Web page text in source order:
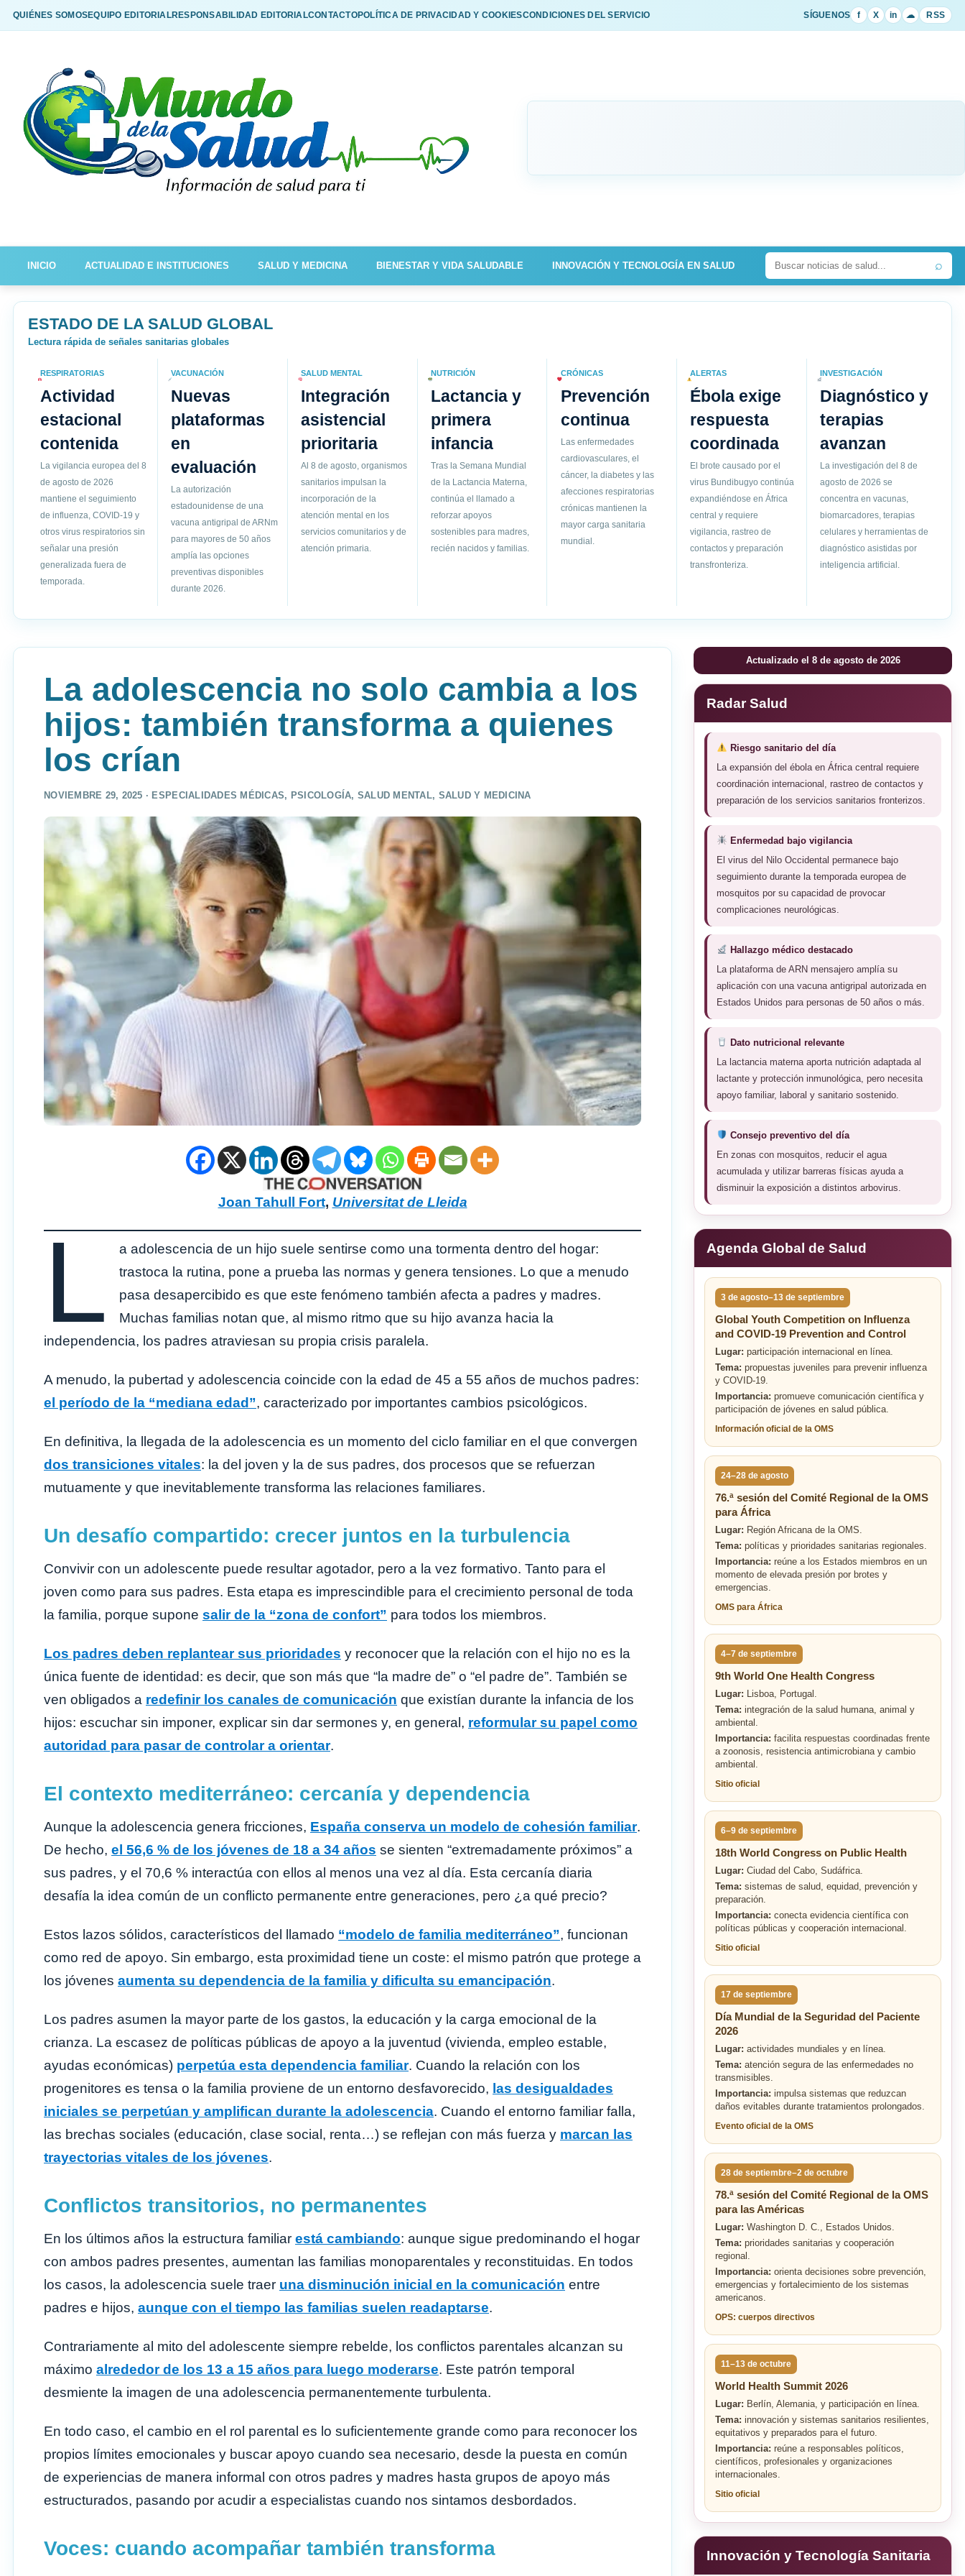
QUIÉNES SOMOSEQUIPO EDITORIALRESPONSABILIDAD EDITORIALCONTACTOPOLÍTICA DE PRIVACIDAD Y COOKIESCONDICIONES DEL SERVICIO SÍGUENOS f X in ☁ RSS
INICIO ACTUALIDAD E INSTITUCIONES SALUD Y MEDICINA BIENESTAR Y VIDA SALUDABLE INNOVACIÓN Y TECNOLOGÍA EN SALUD ⌕
ESTADO DE LA SALUD GLOBAL
Lectura rápida de señales sanitarias globales
RESPIRATORIAS
Actividad
estacional
contenida
La vigilancia europea del 8
de agosto de 2026
mantiene el seguimiento
de influenza, COVID-19 y
otros virus respiratorios sin
señalar una presión
generalizada fuera de
temporada.
VACUNACIÓN
Nuevas
plataformas
en
evaluación
La autorización
estadounidense de una
vacuna antigripal de ARNm
para mayores de 50 años
amplía las opciones
preventivas disponibles
durante 2026.
SALUD MENTAL
Integración
asistencial
prioritaria
Al 8 de agosto, organismos
sanitarios impulsan la
incorporación de la
atención mental en los
servicios comunitarios y de
atención primaria.
NUTRICIÓN
Lactancia y
primera
infancia
Tras la Semana Mundial
de la Lactancia Materna,
continúa el llamado a
reforzar apoyos
sostenibles para madres,
recién nacidos y familias.
CRÓNICAS
Prevención
continua
Las enfermedades
cardiovasculares, el
cáncer, la diabetes y las
afecciones respiratorias
crónicas mantienen la
mayor carga sanitaria
mundial.
ALERTAS
Ébola exige
respuesta
coordinada
El brote causado por el
virus Bundibugyo continúa
expandiéndose en África
central y requiere
vigilancia, rastreo de
contactos y preparación
transfronteriza.
INVESTIGACIÓN
Diagnóstico y
terapias
avanzan
La investigación del 8 de
agosto de 2026 se
concentra en vacunas,
biomarcadores, terapias
celulares y herramientas de
diagnóstico asistidas por
inteligencia artificial.
La adolescencia no solo cambia a los
hijos: también transforma a quienes
los crían
NOVIEMBRE 29, 2025 · ESPECIALIDADES MÉDICAS, PSICOLOGÍA, SALUD MENTAL, SALUD Y MEDICINA
Joan Tahull Fort, Universitat de Lleida
L
a adolescencia de un hijo suele sentirse como una tormenta dentro del hogar:
trastoca la rutina, pone a prueba las normas y genera tensiones. Lo que a menudo
pasa desapercibido es que este fenómeno también afecta a padres y madres.
Muchas familias notan que, al mismo ritmo que su hijo avanza hacia la
independencia, los padres atraviesan su propia crisis paralela.
A menudo, la pubertad y adolescencia coincide con la edad de 45 a 55 años de muchos padres:
el período de la “mediana edad”, caracterizado por importantes cambios psicológicos.
En definitiva, la llegada de la adolescencia es un momento del ciclo familiar en el que convergen
dos transiciones vitales: la del joven y la de sus padres, dos procesos que se refuerzan
mutuamente y que inevitablemente transforma las relaciones familiares.
Un desafío compartido: crecer juntos en la turbulencia
Convivir con un adolescente puede resultar agotador, pero a la vez formativo. Tanto para el
joven como para sus padres. Esta etapa es imprescindible para el crecimiento personal de toda
la familia, porque supone salir de la “zona de confort” para todos los miembros.
Los padres deben replantear sus prioridades y reconocer que la relación con el hijo no es la
única fuente de identidad: es decir, que son más que “la madre de” o “el padre de”. También se
ven obligados a redefinir los canales de comunicación que existían durante la infancia de los
hijos: escuchar sin imponer, explicar sin dar sermones y, en general, reformular su papel como
autoridad para pasar de controlar a orientar.
El contexto mediterráneo: cercanía y dependencia
Aunque la adolescencia genera fricciones, España conserva un modelo de cohesión familiar.
De hecho, el 56,6 % de los jóvenes de 18 a 34 años se sienten “extremadamente próximos” a
sus padres, y el 70,6 % interactúa con ellos al menos una vez al día. Esta cercanía diaria
desafía la idea común de un conflicto permanente entre generaciones, pero ¿a qué precio?
Estos lazos sólidos, característicos del llamado “modelo de familia mediterráneo”, funcionan
como red de apoyo. Sin embargo, esta proximidad tiene un coste: el mismo patrón que protege a
los jóvenes aumenta su dependencia de la familia y dificulta su emancipación.
Los padres asumen la mayor parte de los gastos, la educación y la carga emocional de la
crianza. La escasez de políticas públicas de apoyo a la juventud (vivienda, empleo estable,
ayudas económicas) perpetúa esta dependencia familiar. Cuando la relación con los
progenitores es tensa o la familia proviene de un entorno desfavorecido, las desigualdades
iniciales se perpetúan y amplifican durante la adolescencia. Cuando el entorno familiar falla,
las brechas sociales (educación, clase social, renta…) se reflejan con más fuerza y marcan las
trayectorias vitales de los jóvenes.
Conflictos transitorios, no permanentes
En los últimos años la estructura familiar está cambiando: aunque sigue predominando el hogar
con ambos padres presentes, aumentan las familias monoparentales y reconstituidas. En todos
los casos, la adolescencia suele traer una disminución inicial en la comunicación entre
padres e hijos, aunque con el tiempo las familias suelen readaptarse.
Contrariamente al mito del adolescente siempre rebelde, los conflictos parentales alcanzan su
máximo alrededor de los 13 a 15 años para luego moderarse. Este patrón temporal
desmiente la imagen de una adolescencia permanentemente turbulenta.
En todo caso, el cambio en el rol parental es lo suficientemente grande como para reconocer los
propios límites emocionales y buscar apoyo cuando sea necesario, desde la puesta en común
de experiencias de manera informal con otros padres y madres hasta grupos de apoyo más
estructurados, pasando por acudir a especialistas cuando nos sintamos desbordados.
Voces: cuando acompañar también transforma
Actualizado el 8 de agosto de 2026
Radar Salud
Riesgo sanitario del día
La expansión del ébola en África central requiere
coordinación internacional, rastreo de contactos y
preparación de los servicios sanitarios fronterizos.
Enfermedad bajo vigilancia
El virus del Nilo Occidental permanece bajo
seguimiento durante la temporada europea de
mosquitos por su capacidad de provocar
complicaciones neurológicas.
Hallazgo médico destacado
La plataforma de ARN mensajero amplía su
aplicación con una vacuna antigripal autorizada en
Estados Unidos para personas de 50 años o más.
Dato nutricional relevante
La lactancia materna aporta nutrición adaptada al
lactante y protección inmunológica, pero necesita
apoyo familiar, laboral y sanitario sostenido.
Consejo preventivo del día
En zonas con mosquitos, reducir el agua
acumulada y utilizar barreras físicas ayuda a
disminuir la exposición a distintos arbovirus.
Agenda Global de Salud
3 de agosto–13 de septiembre
Global Youth Competition on Influenza
and COVID-19 Prevention and Control
Lugar: participación internacional en línea.
Tema: propuestas juveniles para prevenir influenza
y COVID-19.
Importancia: promueve comunicación científica y
participación de jóvenes en salud pública.
Información oficial de la OMS
24–28 de agosto
76.ª sesión del Comité Regional de la OMS
para África
Lugar: Región Africana de la OMS.
Tema: políticas y prioridades sanitarias regionales.
Importancia: reúne a los Estados miembros en un
momento de elevada presión por brotes y
emergencias.
OMS para África
4–7 de septiembre
9th World One Health Congress
Lugar: Lisboa, Portugal.
Tema: integración de la salud humana, animal y
ambiental.
Importancia: facilita respuestas coordinadas frente
a zoonosis, resistencia antimicrobiana y cambio
ambiental.
Sitio oficial
6–9 de septiembre
18th World Congress on Public Health
Lugar: Ciudad del Cabo, Sudáfrica.
Tema: sistemas de salud, equidad, prevención y
preparación.
Importancia: conecta evidencia científica con
políticas públicas y cooperación internacional.
Sitio oficial
17 de septiembre
Día Mundial de la Seguridad del Paciente
2026
Lugar: actividades mundiales y en línea.
Tema: atención segura de las enfermedades no
transmisibles.
Importancia: impulsa sistemas que reduzcan
daños evitables durante tratamientos prolongados.
Evento oficial de la OMS
28 de septiembre–2 de octubre
78.ª sesión del Comité Regional de la OMS
para las Américas
Lugar: Washington D. C., Estados Unidos.
Tema: prioridades sanitarias y cooperación
regional.
Importancia: orienta decisiones sobre prevención,
emergencias y fortalecimiento de los sistemas
americanos.
OPS: cuerpos directivos
11–13 de octubre
World Health Summit 2026
Lugar: Berlín, Alemania, y participación en línea.
Tema: innovación y sistemas sanitarios resilientes,
equitativos y preparados para el futuro.
Importancia: reúne a responsables políticos,
científicos, profesionales y organizaciones
internacionales.
Sitio oficial
Innovación y Tecnología Sanitaria